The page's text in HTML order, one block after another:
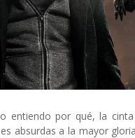
entiendo por qué, la
absurdas a la mayor